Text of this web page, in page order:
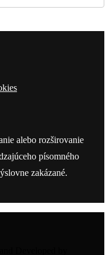
alebo rozširovanie
písomného
zakázané.